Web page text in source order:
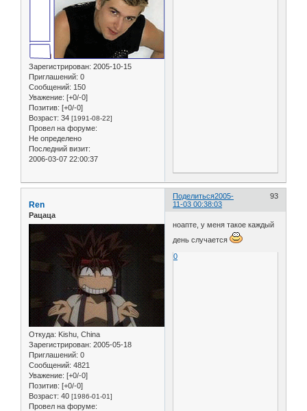
Зарегистрирован: 2005-10-15
Приглашений: 0
Сообщений: 150
Уважение: [+0/-0]
Позитив: [+0/-0]
Возраст: 34 [1991-08-22]
Провел на форуме:
Не определено
Последний визит:
2006-03-07 22:00:37
Поделиться 93
2005-
11-03 00:38:03
Ren
Рацаца
Откуда: Kishu, China
Зарегистрирован: 2005-05-18
Приглашений: 0
Сообщений: 4821
Уважение: [+0/-0]
Позитив: [+0/-0]
Возраст: 40 [1986-01-01]
Провел на форуме:
ноапте, у меня такое каждый
день случается
0